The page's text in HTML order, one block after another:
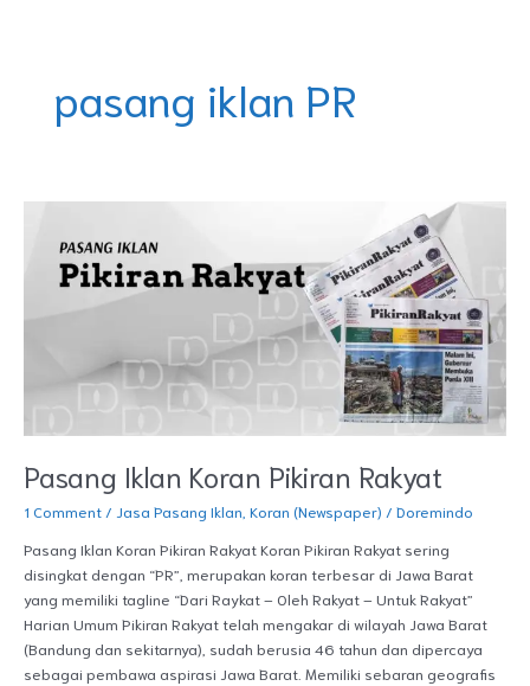
pasang iklan PR
Pasang Iklan Koran Pikiran Rakyat
1 Comment / Jasa Pasang Iklan Koran (Newspaper) / Doremindo
Pasang Iklan Koran Pikiran Rakyat Koran Pikiran Rakyat sering
disingkat dengan “PR”, merupakan koran terbesar di Jawa Barat
yang memiliki tagline “Dari Raykat – Oleh Rakyat – Untuk Rakyat”
Harian Umum Pikiran Rakyat telah mengakar di wilayah Jawa Barat
(Bandung dan sekitarnya), sudah berusia 46 tahun dan dipercaya
sebagai pembawa aspirasi Jawa Barat. Memiliki sebaran geografis
Koran
Pikiran